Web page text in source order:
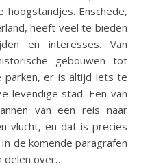
hoogstandjes. Enschede,
heeft veel te bieden
en interesses. Van
gebouwen tot
parken, er is altijd iets te
levendige stad. Een van
van een reis naar
vlucht, en dat is precies
de komende paragrafen
delen over…